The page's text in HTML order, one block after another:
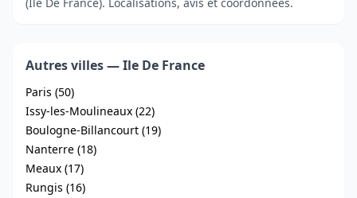
Autres villes — Ile De France
Paris (50)
Issy-les-Moulineaux (22)
Boulogne-Billancourt (19)
Nanterre (18)
Meaux (17)
Rungis (16)